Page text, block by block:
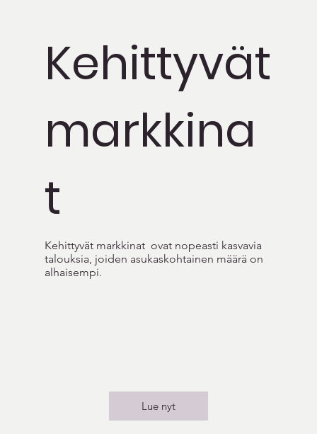
Kehittyvät
markkina
t
Kehittyvät markkinat ovat nopeasti kasvavia
talouksia, joiden asukaskohtainen määrä on
alhaisempi.
Lue nyt